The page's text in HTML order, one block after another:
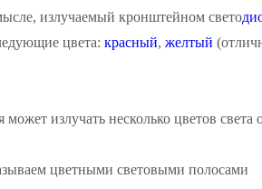
излучаемый кронштейном свето
цвета: красный, желтый
может излучать несколько цветов света
цветными световыми полосами